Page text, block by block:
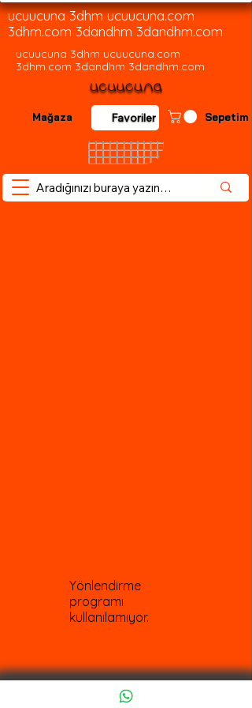
Mağaza Sepetim
Favoriler
ucuucuna 3dhm ucuucuna.com
3dhm.com 3dandhm 3dandhm.com
ucuucuna 3dhm ucuucuna.com
3dhm.com 3dandhm 3dandhm.com
Yönlendirme
programı
kullanılamıyor.
©2019 Ucu Ucuna ve 3DandHM. Tüm hakları